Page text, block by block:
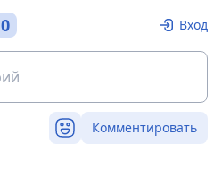
0 Вход
Комментировать